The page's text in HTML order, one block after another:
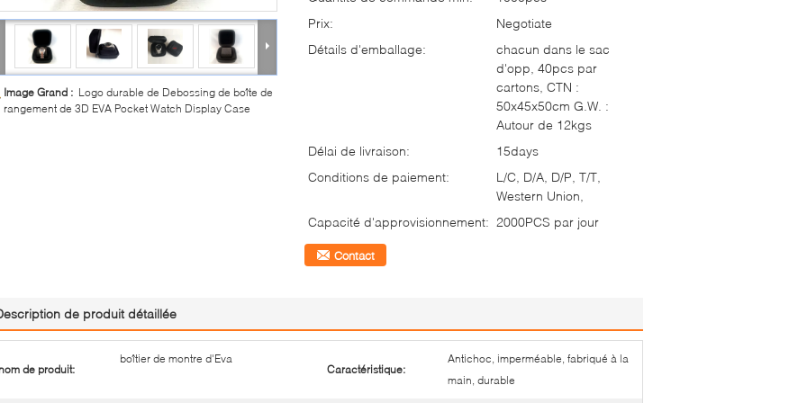
Image Grand : Logo durable de Debossing de boîte de
rangement de 3D EVA Pocket Watch Display Case
Prix:
Negotiate
Détails d'emballage:
chacun dans le sac
d'opp, 40pcs par
cartons, CTN :
50x45x50cm G.W. :
Autour de 12kgs
Délai de livraison:
15days
Conditions de paiement:
L/C, D/A, D/P, T/T,
Western Union,
Capacité d'approvisionnement: 2000PCS par jour
Contact
de produit détaillée
de produit:
boîtier de montre d'Eva
Caractéristique:
Antichoc, imperméable, fabriqué à la
main, durable